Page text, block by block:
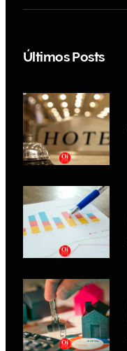
Últimos Posts